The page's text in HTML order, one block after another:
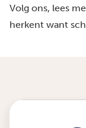
Volg ons, lees
herkent want